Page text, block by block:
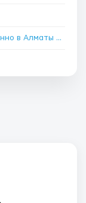
Работа Менеджером по продажам удаленно в Алматы→